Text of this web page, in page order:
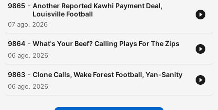
9865 - Another Reported Kawhi Payment Deal,
Louisville Football
07 ago. 2026
9864 - What's Your Beef? Calling Plays For The Zips
06 ago. 2026
9863 - Clone Calls, Wake Forest Football, Yan-Sanity
06 ago. 2026